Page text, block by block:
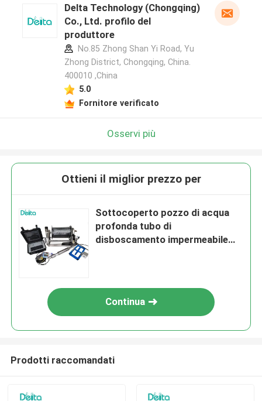
Delta Technology (Chongqing)
Co., Ltd. profilo del
produttore
No.85 Zhong Shan Yi Road, Yu
Zhong District, Chongqing, China.
400010 ,China
5.0
Fornitore verificato
Osservi più
Ottieni il miglior prezzo per
Sottocoperto pozzo di acqua
profonda tubo di
disboscamento impermeabile
Continua
Prodotti raccomandati